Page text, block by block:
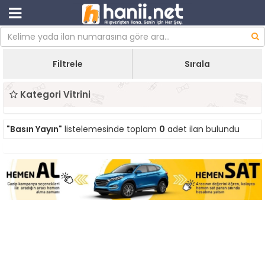
Filtrele Sırala
Kategori Vitrini
"Basın Yayın" listelemesinde toplam 0 adet ilan bulundu